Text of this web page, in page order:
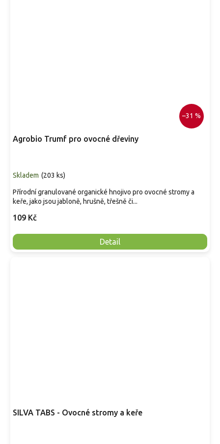
–31 %
Agrobio Trumf pro ovocné dřeviny
Skladem (203 ks)
109 Kč
Detail
Přírodní granulované organické hnojivo pro ovocné stromy a
keře, jako jsou jabloně, hrušně, třešně či...
SILVA TABS - Ovocné stromy a keře